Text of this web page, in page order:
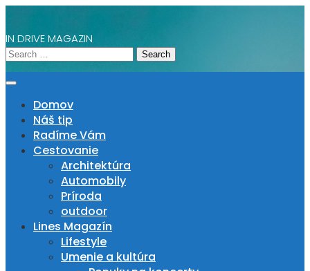
content
IN DRIVE MAGAZIN
Search
Domov
Náš tip
Radíme Vám
Cestovanie
Architektúra
Automobily
Príroda
outdoor
Lines Magazín
Lifestyle
Umenie a kultúra